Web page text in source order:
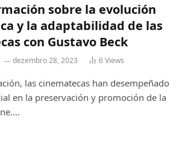
sobre la evolución
y la adaptabilidad de las
con Gustavo Beck
dezembro 28, 2023 6Views
las cinematecas han desempeñado
en la preservación y promoción de la